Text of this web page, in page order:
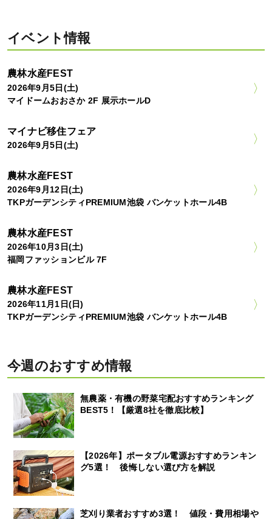
イベント情報
農林水産FEST
2026年9月5日(土)
マイドームおおさか 2F 展示ホールD
マイナビ移住フェア
2026年9月5日(土)
農林水産FEST
2026年9月12日(土)
TKPガーデンシティPREMIUM池袋 バンケットホール4B
農林水産FEST
2026年10月3日(土)
福岡ファッションビル 7F
農林水産FEST
2026年11月1日(日)
TKPガーデンシティPREMIUM池袋 バンケットホール4B
今週のおすすめ情報
無農薬・有機の野菜宅配おすすめランキング
BEST5！【厳選8社を徹底比較】
【2026年】ポータブル電源おすすめランキン
グ5選！ 後悔しない選び方を解説
芝刈り業者おすすめ3選！ 値段・費用相場や